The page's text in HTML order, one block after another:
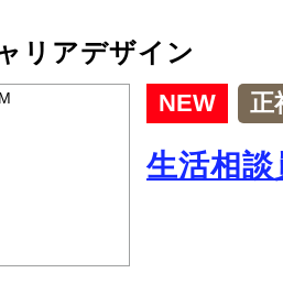
リアデザイン
NEW 正
生活相談